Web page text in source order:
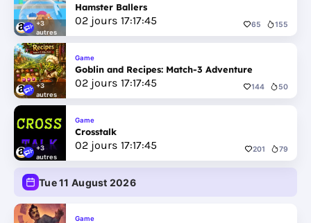
+3
autres
Hamster Ballers
02 jours 17:17:44 65 155
+3
autres
Game
Goblin and Recipes: Match-3 Adventure
02 jours 17:17:44 144 50
+3
autres
Game
Crosstalk
02 jours 17:17:44 201 79
Tue 11 August 2026
Game